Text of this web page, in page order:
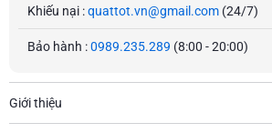
Khiếu nại :quattot.vn@gmail.com (24/7)
Bảo hành :0989.235.289 (8:00 - 20:00)
Giới thiệu